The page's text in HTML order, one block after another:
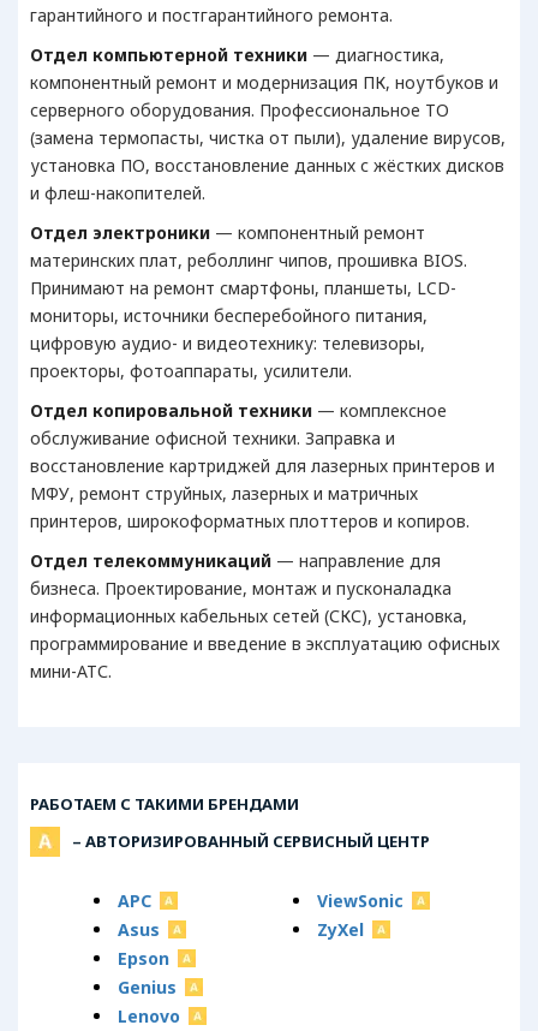
гарантийного и постгарантийного ремонта.
Отдел компьютерной техники — диагностика,
компонентный ремонт и модернизация ПК, ноутбуков и
серверного оборудования. Профессиональное ТО
(замена термопасты, чистка от пыли), удаление вирусов,
установка ПО, восстановление данных с жёстких дисков
и флеш-накопителей.
Отдел электроники — компонентный ремонт
материнских плат, реболлинг чипов, прошивка BIOS.
Принимают на ремонт смартфоны, планшеты, LCD-
мониторы, источники бесперебойного питания,
цифровую аудио- и видеотехнику: телевизоры,
проекторы, фотоаппараты, усилители.
Отдел копировальной техники — комплексное
обслуживание офисной техники. Заправка и
восстановление картриджей для лазерных принтеров и
МФУ, ремонт струйных, лазерных и матричных
принтеров, широкоформатных плоттеров и копиров.
Отдел телекоммуникаций — направление для
бизнеса. Проектирование, монтаж и пусконаладка
информационных кабельных сетей (СКС), установка,
программирование и введение в эксплуатацию офисных
мини-АТС.
РАБОТАЕМ С ТАКИМИ БРЕНДАМИ
– АВТОРИЗИРОВАННЫЙ СЕРВИСНЫЙ ЦЕНТР
APC
Asus
Epson
Genius
Lenovo
ViewSonic
ZyXel